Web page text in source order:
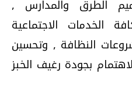
الطرق والمدارس ,
الخدمات الاجتماعية
النظافة , وتحسين
بجودة رغيف الخبز